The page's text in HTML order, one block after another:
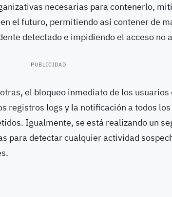
necesarias para contenerlo,
el futuro, permitiendo así contener de
detectado e impidiendo el acceso no
PUBLICIDAD
el bloqueo inmediato de los usuarios
registros logs y la notificación a todos
Igualmente, se está realizando un
para detectar cualquier actividad